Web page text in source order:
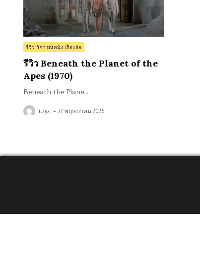
Posted
in
รีวิว วิจารณ์หนัง เรื่องย่อ
รีวิว Beneath the Planet of the
Apes (1970)
Beneath the Plane…
luzyx 22 พฤษภาคม 2026